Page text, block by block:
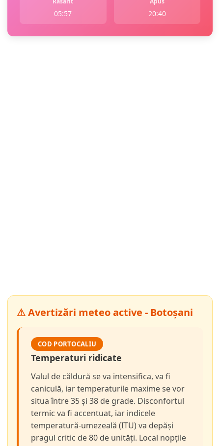
05:57 20:40
⚠ Avertizări meteo active - Botoșani
COD PORTOCALIU
Temperaturi ridicate
Valul de căldură se va intensifica, va fi
caniculă, iar temperaturile maxime se vor
situa între 35 și 38 de grade. Disconfortul
termic va fi accentuat, iar indicele
temperatură-umezeală (ITU) va depăși
pragul critic de 80 de unități. Local nopțile